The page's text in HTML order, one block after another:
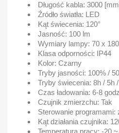
Długość kabla: 3000
Źródło światła: LED
Kąt świecenia: 120°
Jasność: 100 lm
Wymiary lampy: 70 x
Klasa odporności: IP44
Kolor: Czarny
Tryby jasności: 100% /
Tryby świecenia: 8h / 5h
Czas ładowania: 6-8
Czujnik zmierzchu: Tak
Sterowanie programami:
Kąt działania czujnika:
Temperatura pracy: -20 ~